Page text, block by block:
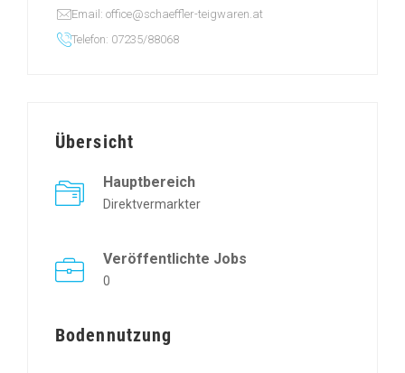
Email: office@schaeffler-teigwaren.at
Telefon: 07235/88068
Übersicht
Hauptbereich
Direktvermarkter
Veröffentlichte Jobs
0
Bodennutzung